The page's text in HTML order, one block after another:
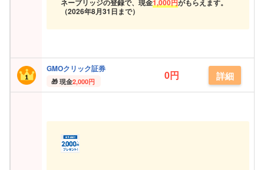
ネーブリッジの登録で、現金1,000円がもらえます。
（2026年8月31日まで）
GMOクリック証券
現金2,000円 0円 詳細